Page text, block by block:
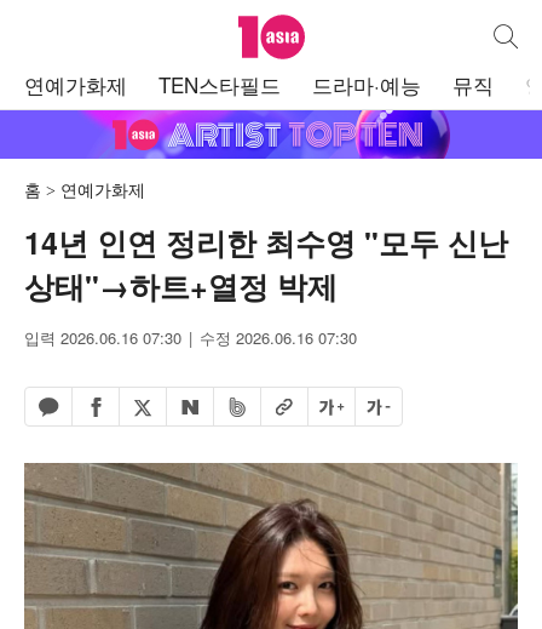
텐아시아 통합
연예가화제 TEN스타필드 드라마·예능 뮤직
홈 연예가화제
14년 인연 정리한 최수영 "모두 신난
상태"→하트+열정 박제
입력 2026.06.16 07:30 수정 2026.06.16 07:30
카카오톡 공유하기
페이스북 공유하기
엑스 공유하기
네이버 공유하기
밴드 공유하기
URL복사글자 크게글자 작게